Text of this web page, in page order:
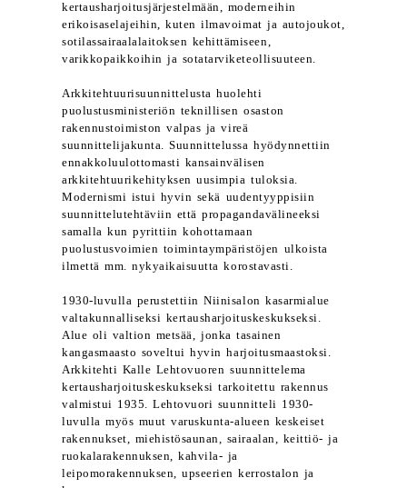
kertausharjoitusjärjestelmään, moderneihin
erikoisaselajeihin, kuten ilmavoimat ja autojoukot,
sotilassairaalalaitoksen kehittämiseen,
varikkopaikkoihin ja sotatarviketeollisuuteen.
Arkkitehtuurisuunnittelusta huolehti
puolustusministeriön teknillisen osaston
rakennustoimiston valpas ja vireä
suunnittelijakunta. Suunnittelussa hyödynnettiin
ennakkoluulottomasti kansainvälisen
arkkitehtuurikehityksen uusimpia tuloksia.
Modernismi istui hyvin sekä uudentyyppisiin
suunnittelutehtäviin että propagandavälineeksi
samalla kun pyrittiin kohottamaan
puolustusvoimien toimintaympäristöjen ulkoista
ilmettä mm. nykyaikaisuutta korostavasti.
1930-luvulla perustettiin Niinisalon kasarmialue
valtakunnalliseksi kertausharjoituskeskukseksi.
Alue oli valtion metsää, jonka tasainen
kangasmaasto soveltui hyvin harjoitusmaastoksi.
Arkkitehti Kalle Lehtovuoren suunnittelema
kertausharjoituskeskukseksi tarkoitettu rakennus
valmistui 1935. Lehtovuori suunnitteli 1930-
luvulla myös muut varuskunta-alueen keskeiset
rakennukset, miehistösaunan, sairaalan, keittiö- ja
ruokalarakennuksen, kahvila- ja
leipomorakennuksen, upseerien kerrostalon ja